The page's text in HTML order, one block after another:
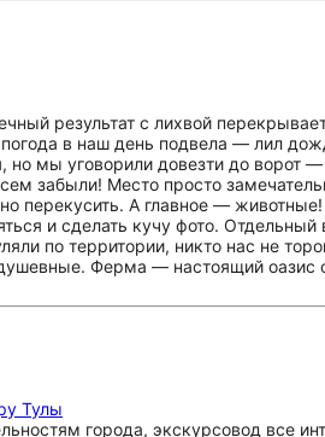
результат с лихвой
в наш день подвела — лил
мы уговорили довезти до ворот
забыли! Место просто
перекусить. А главное —
и сделать кучу фото.
по территории, никто нас не
Ферма — настоящий
Тулы
города, экскурсовод все